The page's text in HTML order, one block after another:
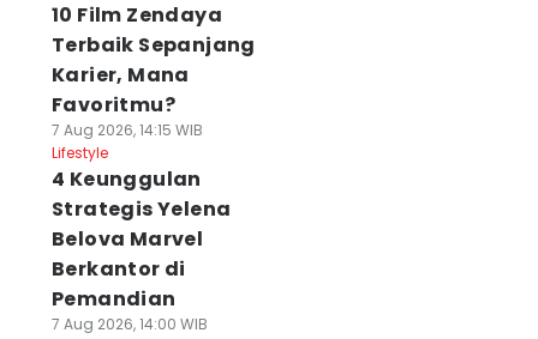
10 Film Zendaya
Terbaik Sepanjang
Karier, Mana
Favoritmu?
7 Aug 2026, 14:15 WIB
Lifestyle
4 Keunggulan
Strategis Yelena
Belova Marvel
Berkantor di
Pemandian
7 Aug 2026, 14:00 WIB